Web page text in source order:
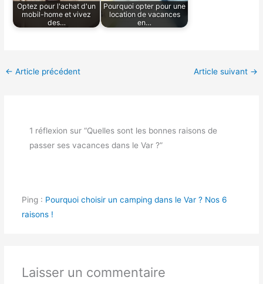
Optez pour l'achat d'un
mobil-home et vivez
des…
Pourquoi opter pour une
location de vacances
en…
← Article précédent Article suivant →
1 réflexion sur “Quelles sont les bonnes raisons de
passer ses vacances dans le Var ?”
Ping : Pourquoi choisir un camping dans le Var ? Nos 6
raisons !
Laisser un commentaire